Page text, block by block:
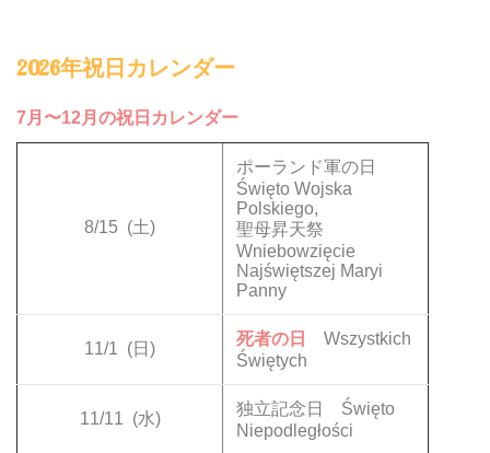
2026年祝日カレンダー
7月〜12月の祝日カレンダー
8/15 (土)
ポーランド軍の日
Święto Wojska
Polskiego,
聖母昇天祭
Wniebowzięcie
Najświętszej Maryi
Panny
11/1 (日)
死者の日
Wszystkich
Świętych
11/11 (水)
独立記念日 Święto
Niepodległości